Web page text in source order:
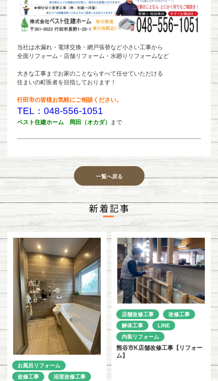
当社は水漏れ・電球交換・網戸張替など小さい工事から
全面リフォーム・店舗リフォーム・水廻りリフォームなど
大きな工事までお家のことならすべて任せていただける
住まいの町医者を目指しております！
行田市の皆様お気軽にご相談ください。
TEL：048-556-1051
ベスト住建ホーム 岡田（オカダ） まで
一覧へ戻る
お風呂リフォーム
改修工事
浴室改修工事
店舗改修工事
改修工事
解体工事
LINE
内装リフォーム
熊谷市K店舗改修工事【リフォー
ム】